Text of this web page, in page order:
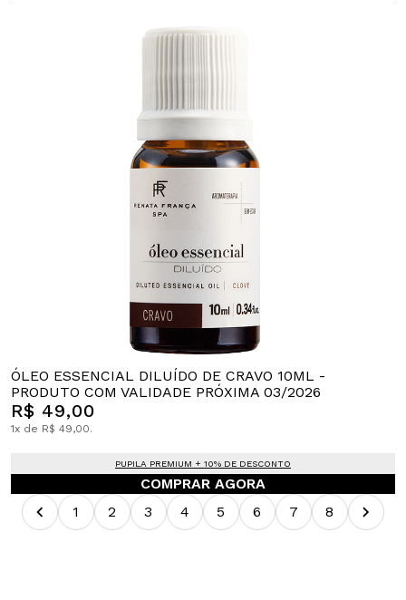
ÓLEO ESSENCIAL DILUÍDO DE CRAVO 10ML -
PRODUTO COM VALIDADE PRÓXIMA 03/2026
R$ 49,00
1x de R$ 49,00.
PUPILA PREMIUM + 10% DE DESCONTO
COMPRAR AGORA
1
2 3 4 5 6 7 8